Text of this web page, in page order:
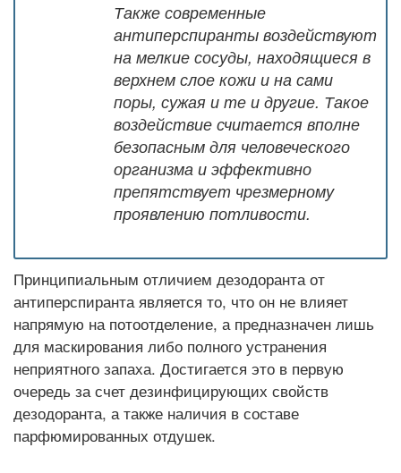
Также современные
антиперспиранты воздействуют
на мелкие сосуды, находящиеся в
верхнем слое кожи и на сами
поры, сужая и те и другие. Такое
воздействие считается вполне
безопасным для человеческого
организма и эффективно
препятствует чрезмерному
проявлению потливости.
Принципиальным отличием дезодоранта от
антиперспиранта является то, что он не влияет
напрямую на потоотделение, а предназначен лишь
для маскирования либо полного устранения
неприятного запаха. Достигается это в первую
очередь за счет дезинфицирующих свойств
дезодоранта, а также наличия в составе
парфюмированных отдушек.